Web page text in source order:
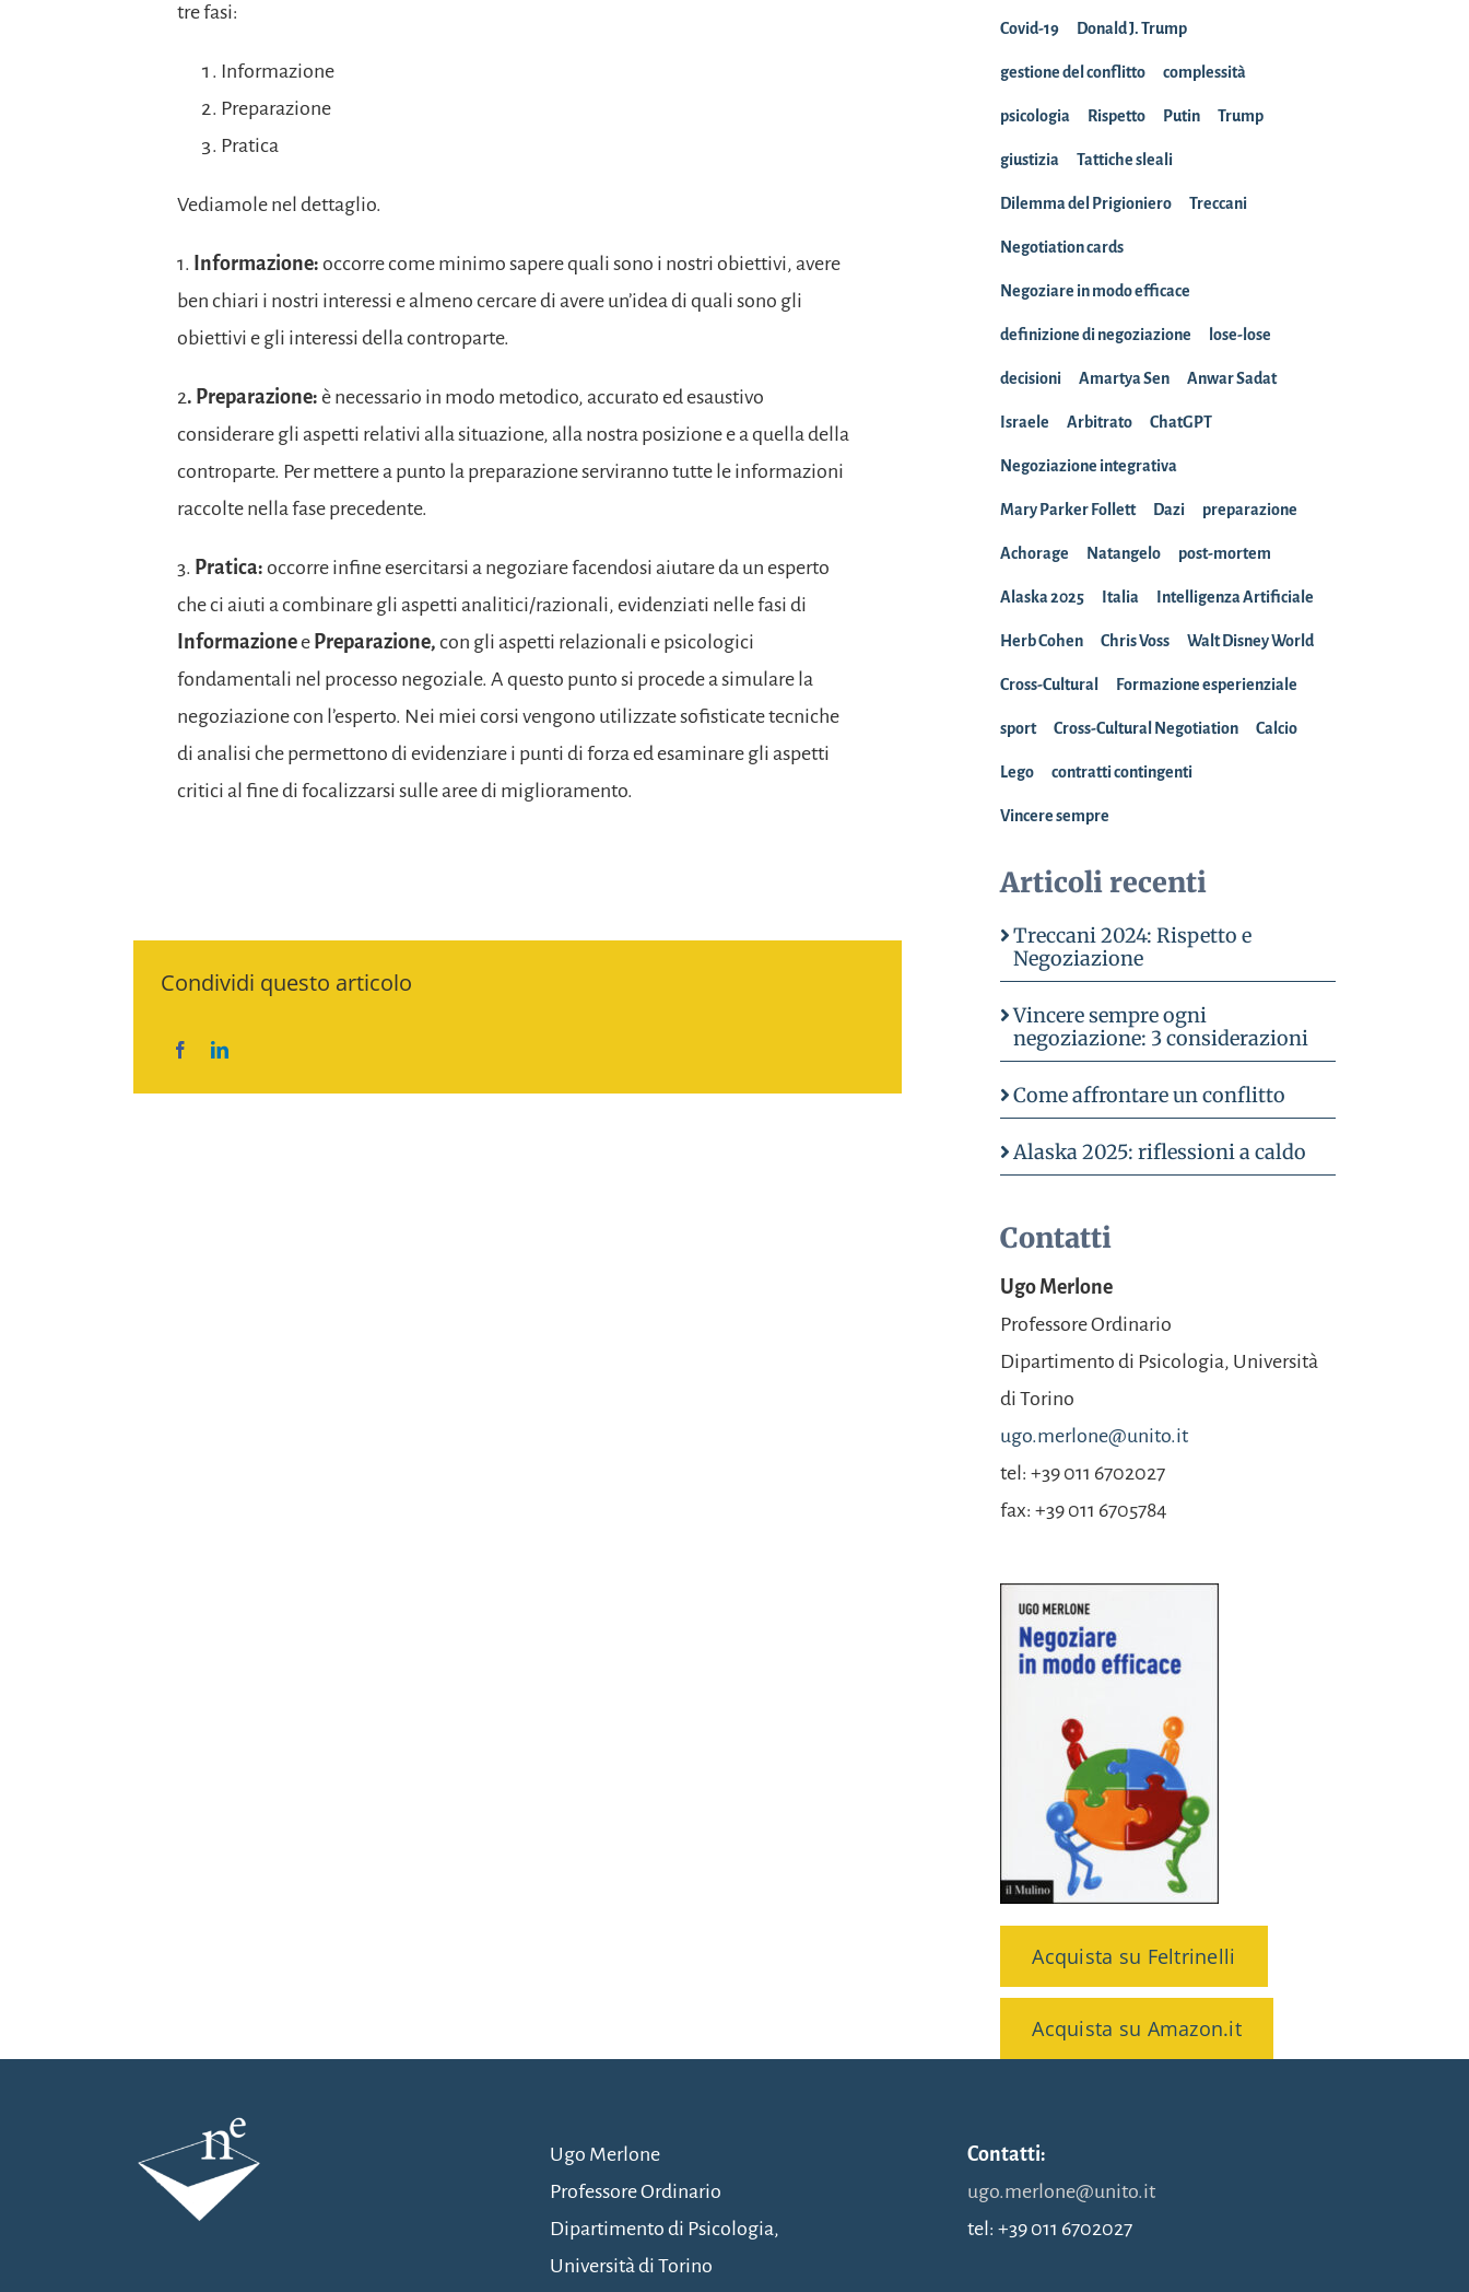
tre fasi:
Informazione
Preparazione
Pratica
Vediamole nel dettaglio.
1. Informazione: occorre come minimo sapere quali sono i nostri obiettivi, avere
ben chiari i nostri interessi e almeno cercare di avere un’idea di quali sono gli
obiettivi e gli interessi della controparte.
2. Preparazione: è necessario in modo metodico, accurato ed esaustivo
considerare gli aspetti relativi alla situazione, alla nostra posizione e a quella della
controparte. Per mettere a punto la preparazione serviranno tutte le informazioni
raccolte nella fase precedente.
3. Pratica: occorre infine esercitarsi a negoziare facendosi aiutare da un esperto
che ci aiuti a combinare gli aspetti analitici/razionali, evidenziati nelle fasi di
Informazionee Preparazione, con gli aspetti relazionali e psicologici
fondamentali nel processo negoziale. A questo punto si procede a simulare la
negoziazione con l’esperto. Nei miei corsi vengono utilizzate sofisticate tecniche
di analisi che permettono di evidenziare i punti di forza ed esaminare gli aspetti
critici al fine di focalizzarsi sulle aree di miglioramento.
Condividi questo articolo
Covid-19 Donald J. Trump
gestione del conflitto complessità
psicologia Rispetto Putin Trump
giustizia Tattiche sleali
Dilemma del Prigioniero Treccani
Negotiation cards
Negoziare in modo efficace
definizione di negoziazione lose-lose
decisioni Amartya Sen Anwar Sadat
Israele Arbitrato ChatGPT
Negoziazione integrativa
Mary Parker Follett Dazi preparazione
Achorage Natangelo post-mortem
Alaska 2025 Italia Intelligenza Artificiale
Herb Cohen Chris Voss Walt Disney World
Cross-Cultural Formazione esperienziale
sport Cross-Cultural Negotiation Calcio
Lego contratti contingenti
Vincere sempre
Articoli recenti
Treccani 2024: Rispetto e
Negoziazione
Vincere sempre ogni
negoziazione: 3 considerazioni
Come affrontare un conflitto
Alaska 2025: riflessioni a caldo
Contatti
Ugo Merlone
Professore Ordinario
Dipartimento di Psicologia, Università
di Torino
ugo.merlone@unito.it
tel: +39 011 6702027
fax: +39 011 6705784
Acquista su Feltrinelli
Acquista su Amazon.it
Ugo Merlone
Professore Ordinario
Dipartimento di Psicologia,
Università di Torino
Contatti:
ugo.merlone@unito.it
tel: +39 011 6702027